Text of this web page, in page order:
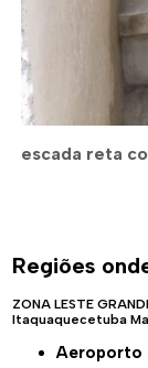
escada reta
Regiões
ZONA LESTE
Itaquaquecetuba